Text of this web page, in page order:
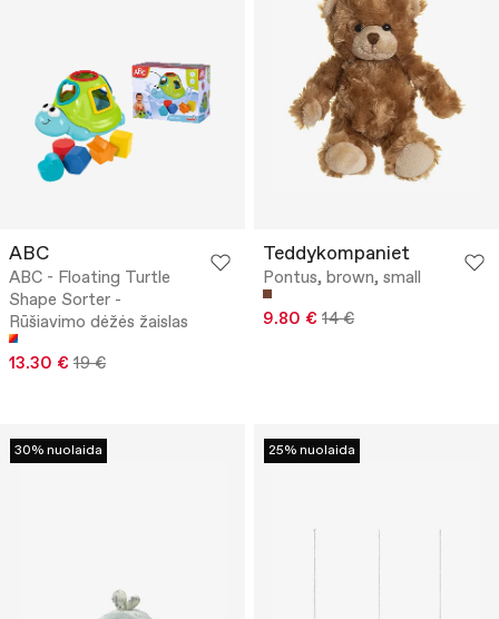
ABC
ABC - Floating Turtle
Shape Sorter -
Rūšiavimo dėžės žaislas
13.30 € 19 €
Teddykompaniet
Pontus, brown, small
9.80 € 14 €
30% nuolaida 25% nuolaida